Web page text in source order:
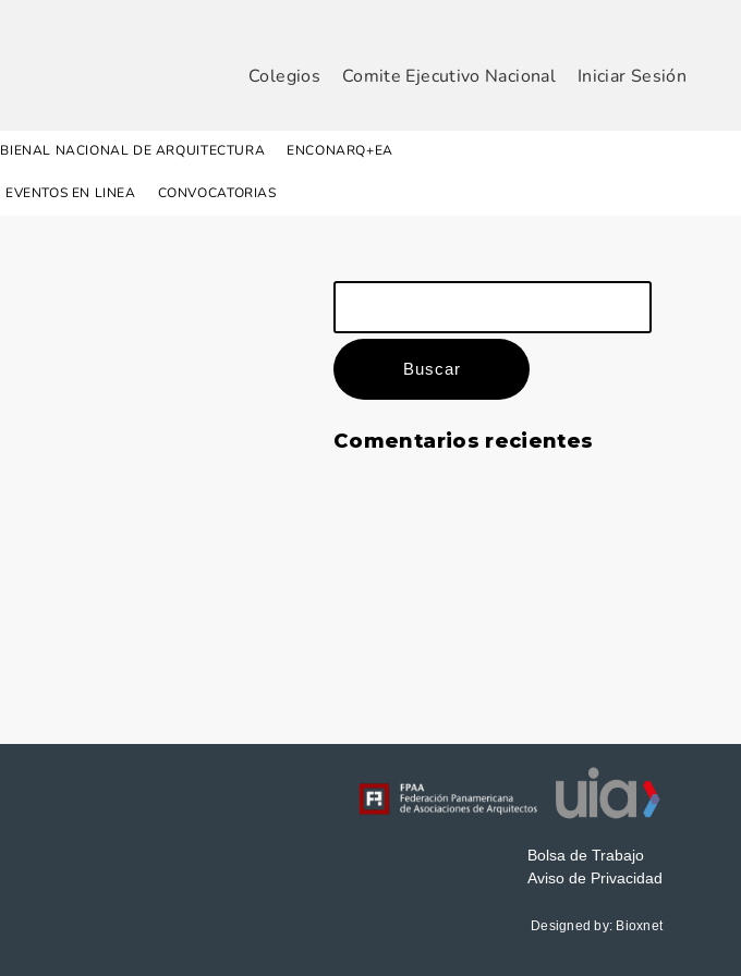
Colegios Comite Ejecutivo Nacional Iniciar Sesión
BIENAL NACIONAL DE ARQUITECTURA ENCONARQ+EA
EVENTOS EN LINEA CONVOCATORIAS
Buscar:
Comentarios recientes
Bolsa de Trabajo
Aviso de Privacidad
Designed by: Bioxnet